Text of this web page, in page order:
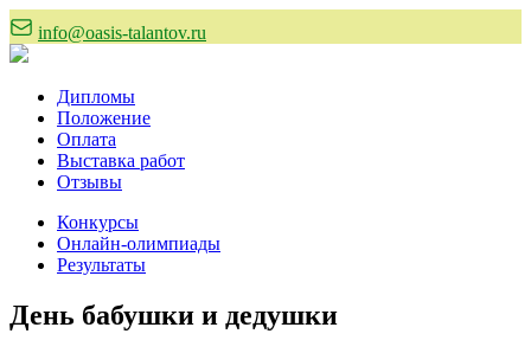
info@oasis-talantov.ru
Дипломы
Положение
Оплата
Выставка работ
Отзывы
Конкурсы
Онлайн-олимпиады
Результаты
День бабушки и дедушки